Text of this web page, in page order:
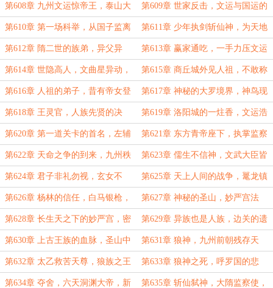
者，南方的异动 封，第二个宇文成都！
第608章 九州文运惊帝王，泰山大
帝的震惊
第609章 世家反击，文运与国运的
对抗，玄仙之上的存在！
第610章 第一场科举，从国子监离
开的学子，左辅星！
第611章 少年执剑斩仙神，为天地
立心，为往圣继绝学！
第612章 隋二世的族弟，异父异
母，科举的三道关卡！
第613章 赢家通吃，一手力压文运
长河，仙神也为之震撼的力量！
第614章 世隐高人，文曲星异动，
商丘城外有帝师！
第615章 商丘城外见人祖，不敢称
帝师，只因曾失败！
第616章 人祖的弟子，昔有帝女登
天，一剑斩落九重天门！
第617章 神秘的大罗境界，神鸟现
世，火海将熄，人祖将逝！
第618章 王灵官，人族先贤的决
定，等待始皇帝归来的女子！
第619章 洛阳城的一炷香，文运浩
瀚，大禹曾镇龙宫！
第620章 第一道关卡的首名，左辅
星的强大，已非凡人而为神！
第621章 东方青帝座下，执掌监察
与文运的神祇，隋帝敕封！
第622章 天命之争的到来，九州秩
序破碎，三界动容！
第623章 儒生不信神，文武大臣皆
可敕封，一剑斩神祇！
第624章 君子非礼勿视，玄女不
死，大隋鼍龙之尊！
第625章 天上人间的战争，鼍龙镇
世，瑶池王母与九州之主
第626章 杨林的信任，白马银枪，
大隋年轻一辈将领！
第627章 神秘的圣山，妙严宫法
旨，长生大帝的后手！
第628章 长生天之下的妙严宫，密
宗大阵，佛陀的忧虑
第629章 异族也是人族，边关的遗
泽，昔日上古之战！
第630章 上古王族的血脉，圣山中
遇故人，呼罗国将亡！
第631章 狼神，九州前朝残存天
命，圣山的背叛！
第632章 太乙救苦天尊，狼族之王
的气运，人主之象！
第633章 狼神之死，呼罗国的悲
曲，九州之中的鬼运！
第634章 夺舍，六天洞渊大帝，新 第635章 斩仙弑神，大隋监察使，